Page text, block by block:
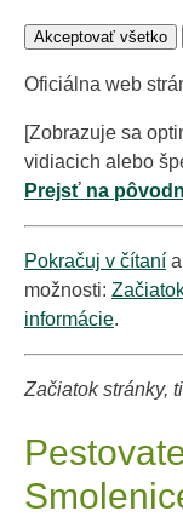
Akceptovať všetko
Oficiálna web
[Zobrazuje sa
vidiacich alebo
Prejsť na
Pokračuj v čítaní
možnosti:
informácie.
Začiatok stránky,